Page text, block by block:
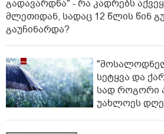
გადავარდნა" - რა კადრებს
მლეთიდან, სადაც 12 წლის წინ
გაუჩინარდა?
სეტყვა და
სად როგორი
უახლოეს